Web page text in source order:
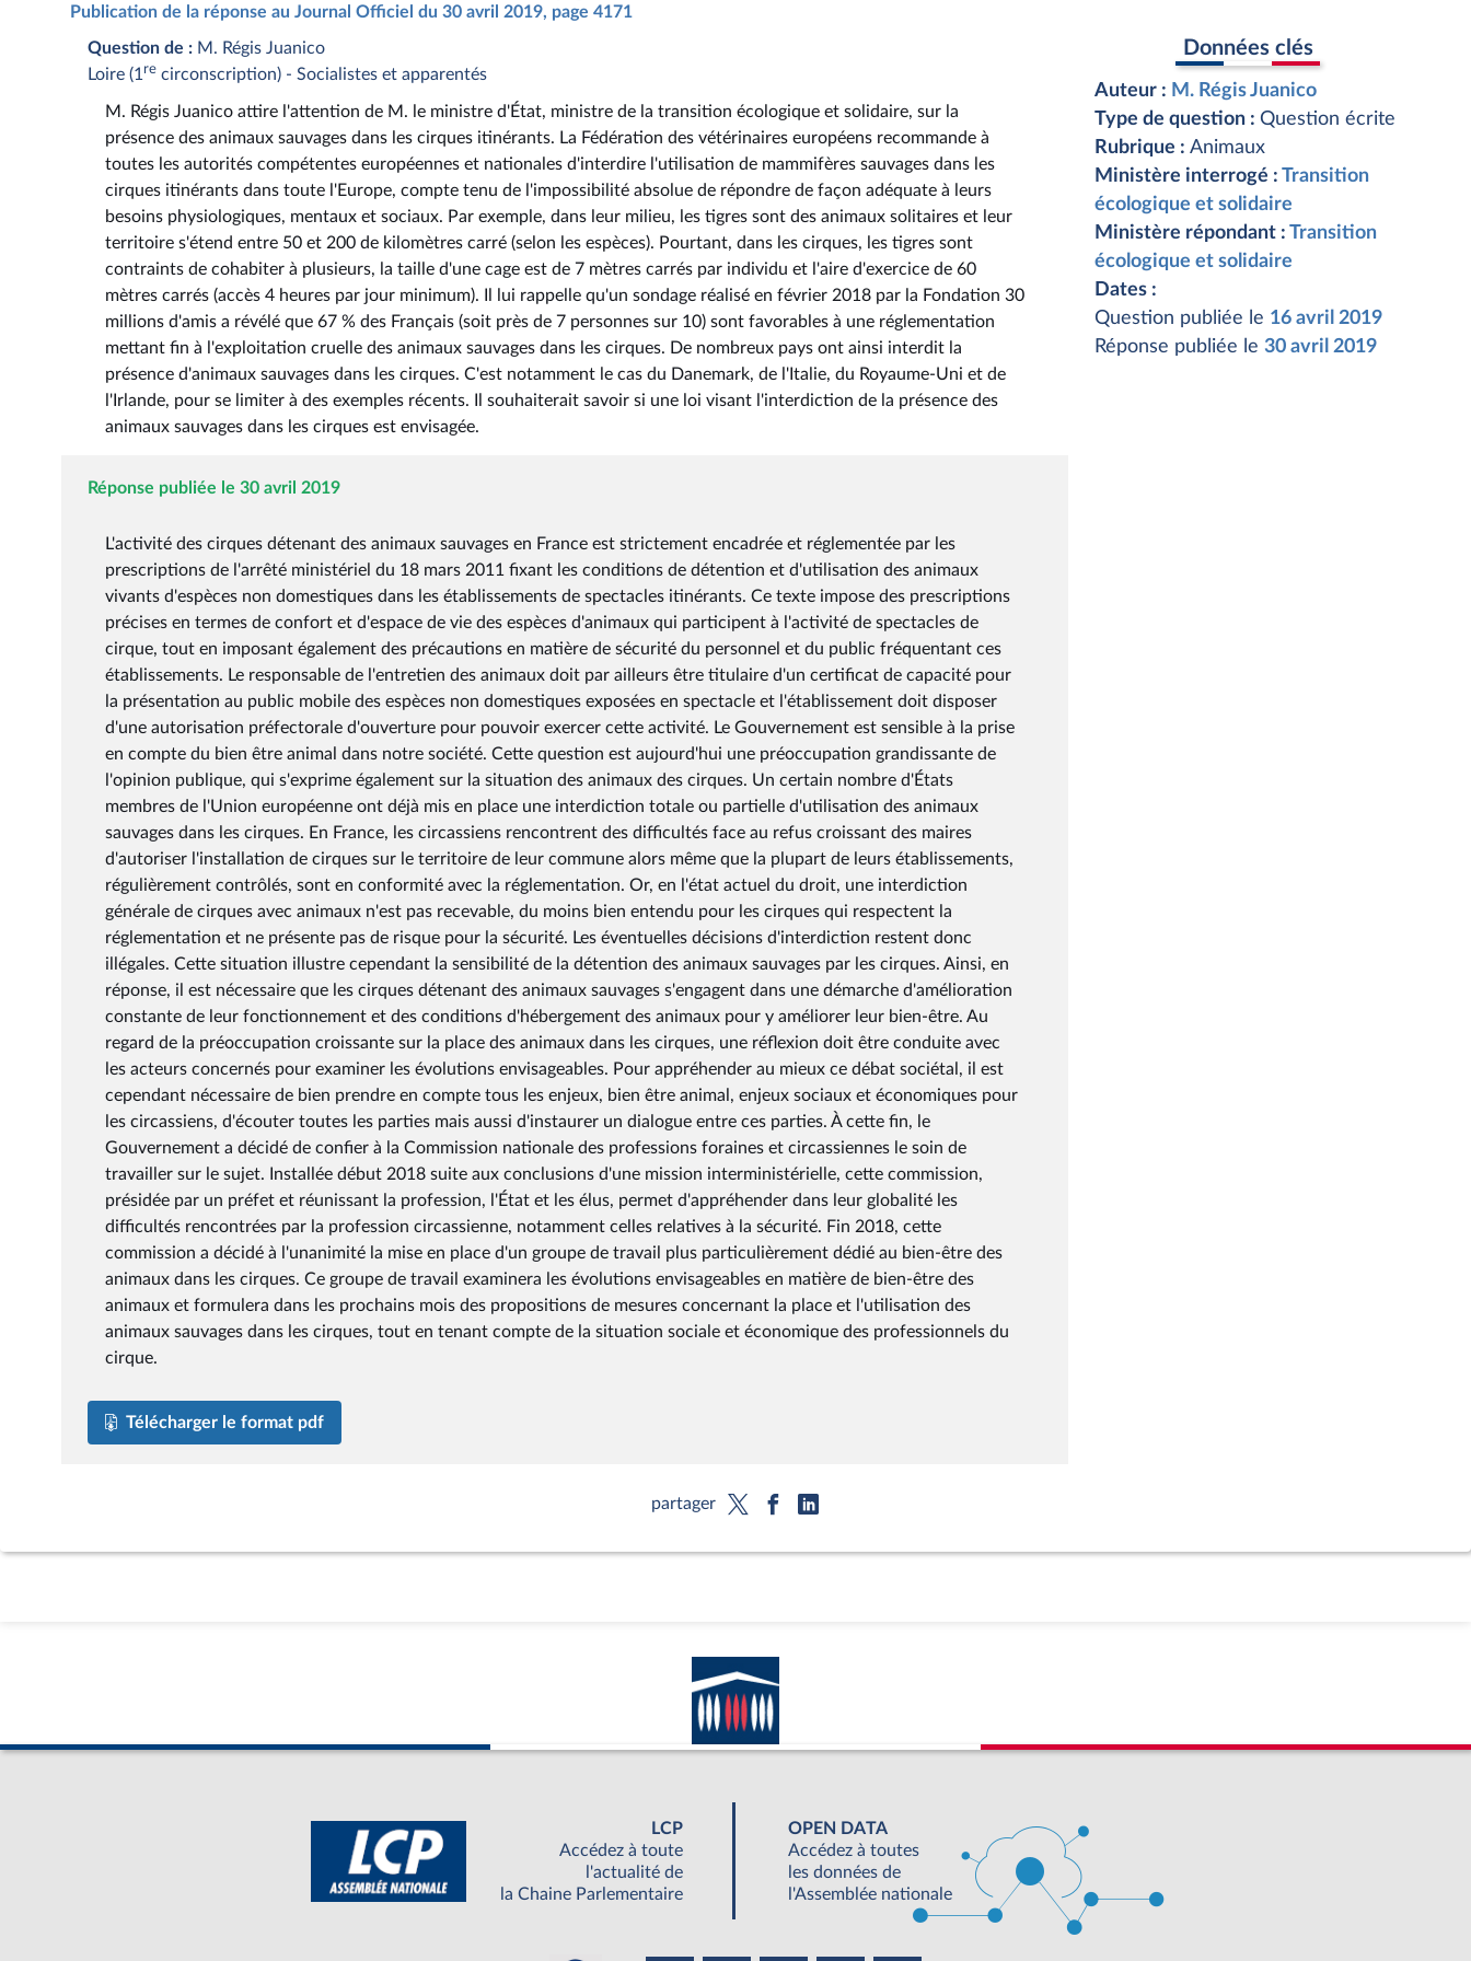
Publication de la réponse au Journal Officiel du 30 avril 2019, page 4171
Question de : M. Régis Juanico
Loire (1 re circonscription) - Socialistes et apparentés
M. Régis Juanico attire l'attention de M. le ministre d'État, ministre de la transition écologique et solidaire, sur la
présence des animaux sauvages dans les cirques itinérants. La Fédération des vétérinaires européens recommande à
toutes les autorités compétentes européennes et nationales d'interdire l'utilisation de mammifères sauvages dans les
cirques itinérants dans toute l'Europe, compte tenu de l'impossibilité absolue de répondre de façon adéquate à leurs
besoins physiologiques, mentaux et sociaux. Par exemple, dans leur milieu, les tigres sont des animaux solitaires et leur
territoire s'étend entre 50 et 200 de kilomètres carré (selon les espèces). Pourtant, dans les cirques, les tigres sont
contraints de cohabiter à plusieurs, la taille d'une cage est de 7 mètres carrés par individu et l'aire d'exercice de 60
mètres carrés (accès 4 heures par jour minimum). Il lui rappelle qu'un sondage réalisé en février 2018 par la Fondation 30
millions d'amis a révélé que 67 % des Français (soit près de 7 personnes sur 10) sont favorables à une réglementation
mettant fin à l'exploitation cruelle des animaux sauvages dans les cirques. De nombreux pays ont ainsi interdit la
présence d'animaux sauvages dans les cirques. C'est notamment le cas du Danemark, de l'Italie, du Royaume-Uni et de
l'Irlande, pour se limiter à des exemples récents. Il souhaiterait savoir si une loi visant l'interdiction de la présence des
animaux sauvages dans les cirques est envisagée.
Réponse publiée le 30 avril 2019
L'activité des cirques détenant des animaux sauvages en France est strictement encadrée et réglementée par les
prescriptions de l'arrêté ministériel du 18 mars 2011 fixant les conditions de détention et d'utilisation des animaux
vivants d'espèces non domestiques dans les établissements de spectacles itinérants. Ce texte impose des prescriptions
précises en termes de confort et d'espace de vie des espèces d'animaux qui participent à l'activité de spectacles de
cirque, tout en imposant également des précautions en matière de sécurité du personnel et du public fréquentant ces
établissements. Le responsable de l'entretien des animaux doit par ailleurs être titulaire d'un certificat de capacité pour
la présentation au public mobile des espèces non domestiques exposées en spectacle et l'établissement doit disposer
d'une autorisation préfectorale d'ouverture pour pouvoir exercer cette activité. Le Gouvernement est sensible à la prise
en compte du bien être animal dans notre société. Cette question est aujourd'hui une préoccupation grandissante de
l'opinion publique, qui s'exprime également sur la situation des animaux des cirques. Un certain nombre d'États
membres de l'Union européenne ont déjà mis en place une interdiction totale ou partielle d'utilisation des animaux
sauvages dans les cirques. En France, les circassiens rencontrent des difficultés face au refus croissant des maires
d'autoriser l'installation de cirques sur le territoire de leur commune alors même que la plupart de leurs établissements,
régulièrement contrôlés, sont en conformité avec la réglementation. Or, en l'état actuel du droit, une interdiction
générale de cirques avec animaux n'est pas recevable, du moins bien entendu pour les cirques qui respectent la
réglementation et ne présente pas de risque pour la sécurité. Les éventuelles décisions d'interdiction restent donc
illégales. Cette situation illustre cependant la sensibilité de la détention des animaux sauvages par les cirques. Ainsi, en
réponse, il est nécessaire que les cirques détenant des animaux sauvages s'engagent dans une démarche d'amélioration
constante de leur fonctionnement et des conditions d'hébergement des animaux pour y améliorer leur bien-être. Au
regard de la préoccupation croissante sur la place des animaux dans les cirques, une réflexion doit être conduite avec
les acteurs concernés pour examiner les évolutions envisageables. Pour appréhender au mieux ce débat sociétal, il est
cependant nécessaire de bien prendre en compte tous les enjeux, bien être animal, enjeux sociaux et économiques pour
les circassiens, d'écouter toutes les parties mais aussi d'instaurer un dialogue entre ces parties. À cette fin, le
Gouvernement a décidé de confier à la Commission nationale des professions foraines et circassiennes le soin de
travailler sur le sujet. Installée début 2018 suite aux conclusions d'une mission interministérielle, cette commission,
présidée par un préfet et réunissant la profession, l'État et les élus, permet d'appréhender dans leur globalité les
difficultés rencontrées par la profession circassienne, notamment celles relatives à la sécurité. Fin 2018, cette
commission a décidé à l'unanimité la mise en place d'un groupe de travail plus particulièrement dédié au bien-être des
animaux dans les cirques. Ce groupe de travail examinera les évolutions envisageables en matière de bien-être des
animaux et formulera dans les prochains mois des propositions de mesures concernant la place et l'utilisation des
animaux sauvages dans les cirques, tout en tenant compte de la situation sociale et économique des professionnels du
cirque.
Télécharger le format pdf
Données clés
Auteur : M. Régis Juanico
Type de question : Question écrite
Rubrique : Animaux
Ministère interrogé : Transition
écologique et solidaire
Ministère répondant : Transition
écologique et solidaire
Dates :
Question publiée le 16 avril 2019
Réponse publiée le 30 avril 2019
partager
LCP
Accédez à toute
l'actualité de
la Chaine Parlementaire
OPEN DATA
Accédez à toutes
les données de
l'Assemblée nationale